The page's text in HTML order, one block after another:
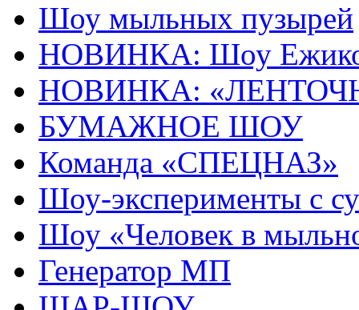
Шоу мыльных пузырей
НОВИНКА: Шоу
НОВИНКА:
БУМАЖНОЕ ШОУ
Команда «СПЕЦНАЗ»
Шоу-эксперименты с
Шоу «Человек в
Генератор МП